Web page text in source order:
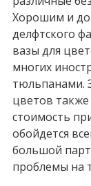
Хорошим и
делфтского
вазы для
многих
тюльпанами.
цветов
стоимость
обойдется
большой
проблемы на